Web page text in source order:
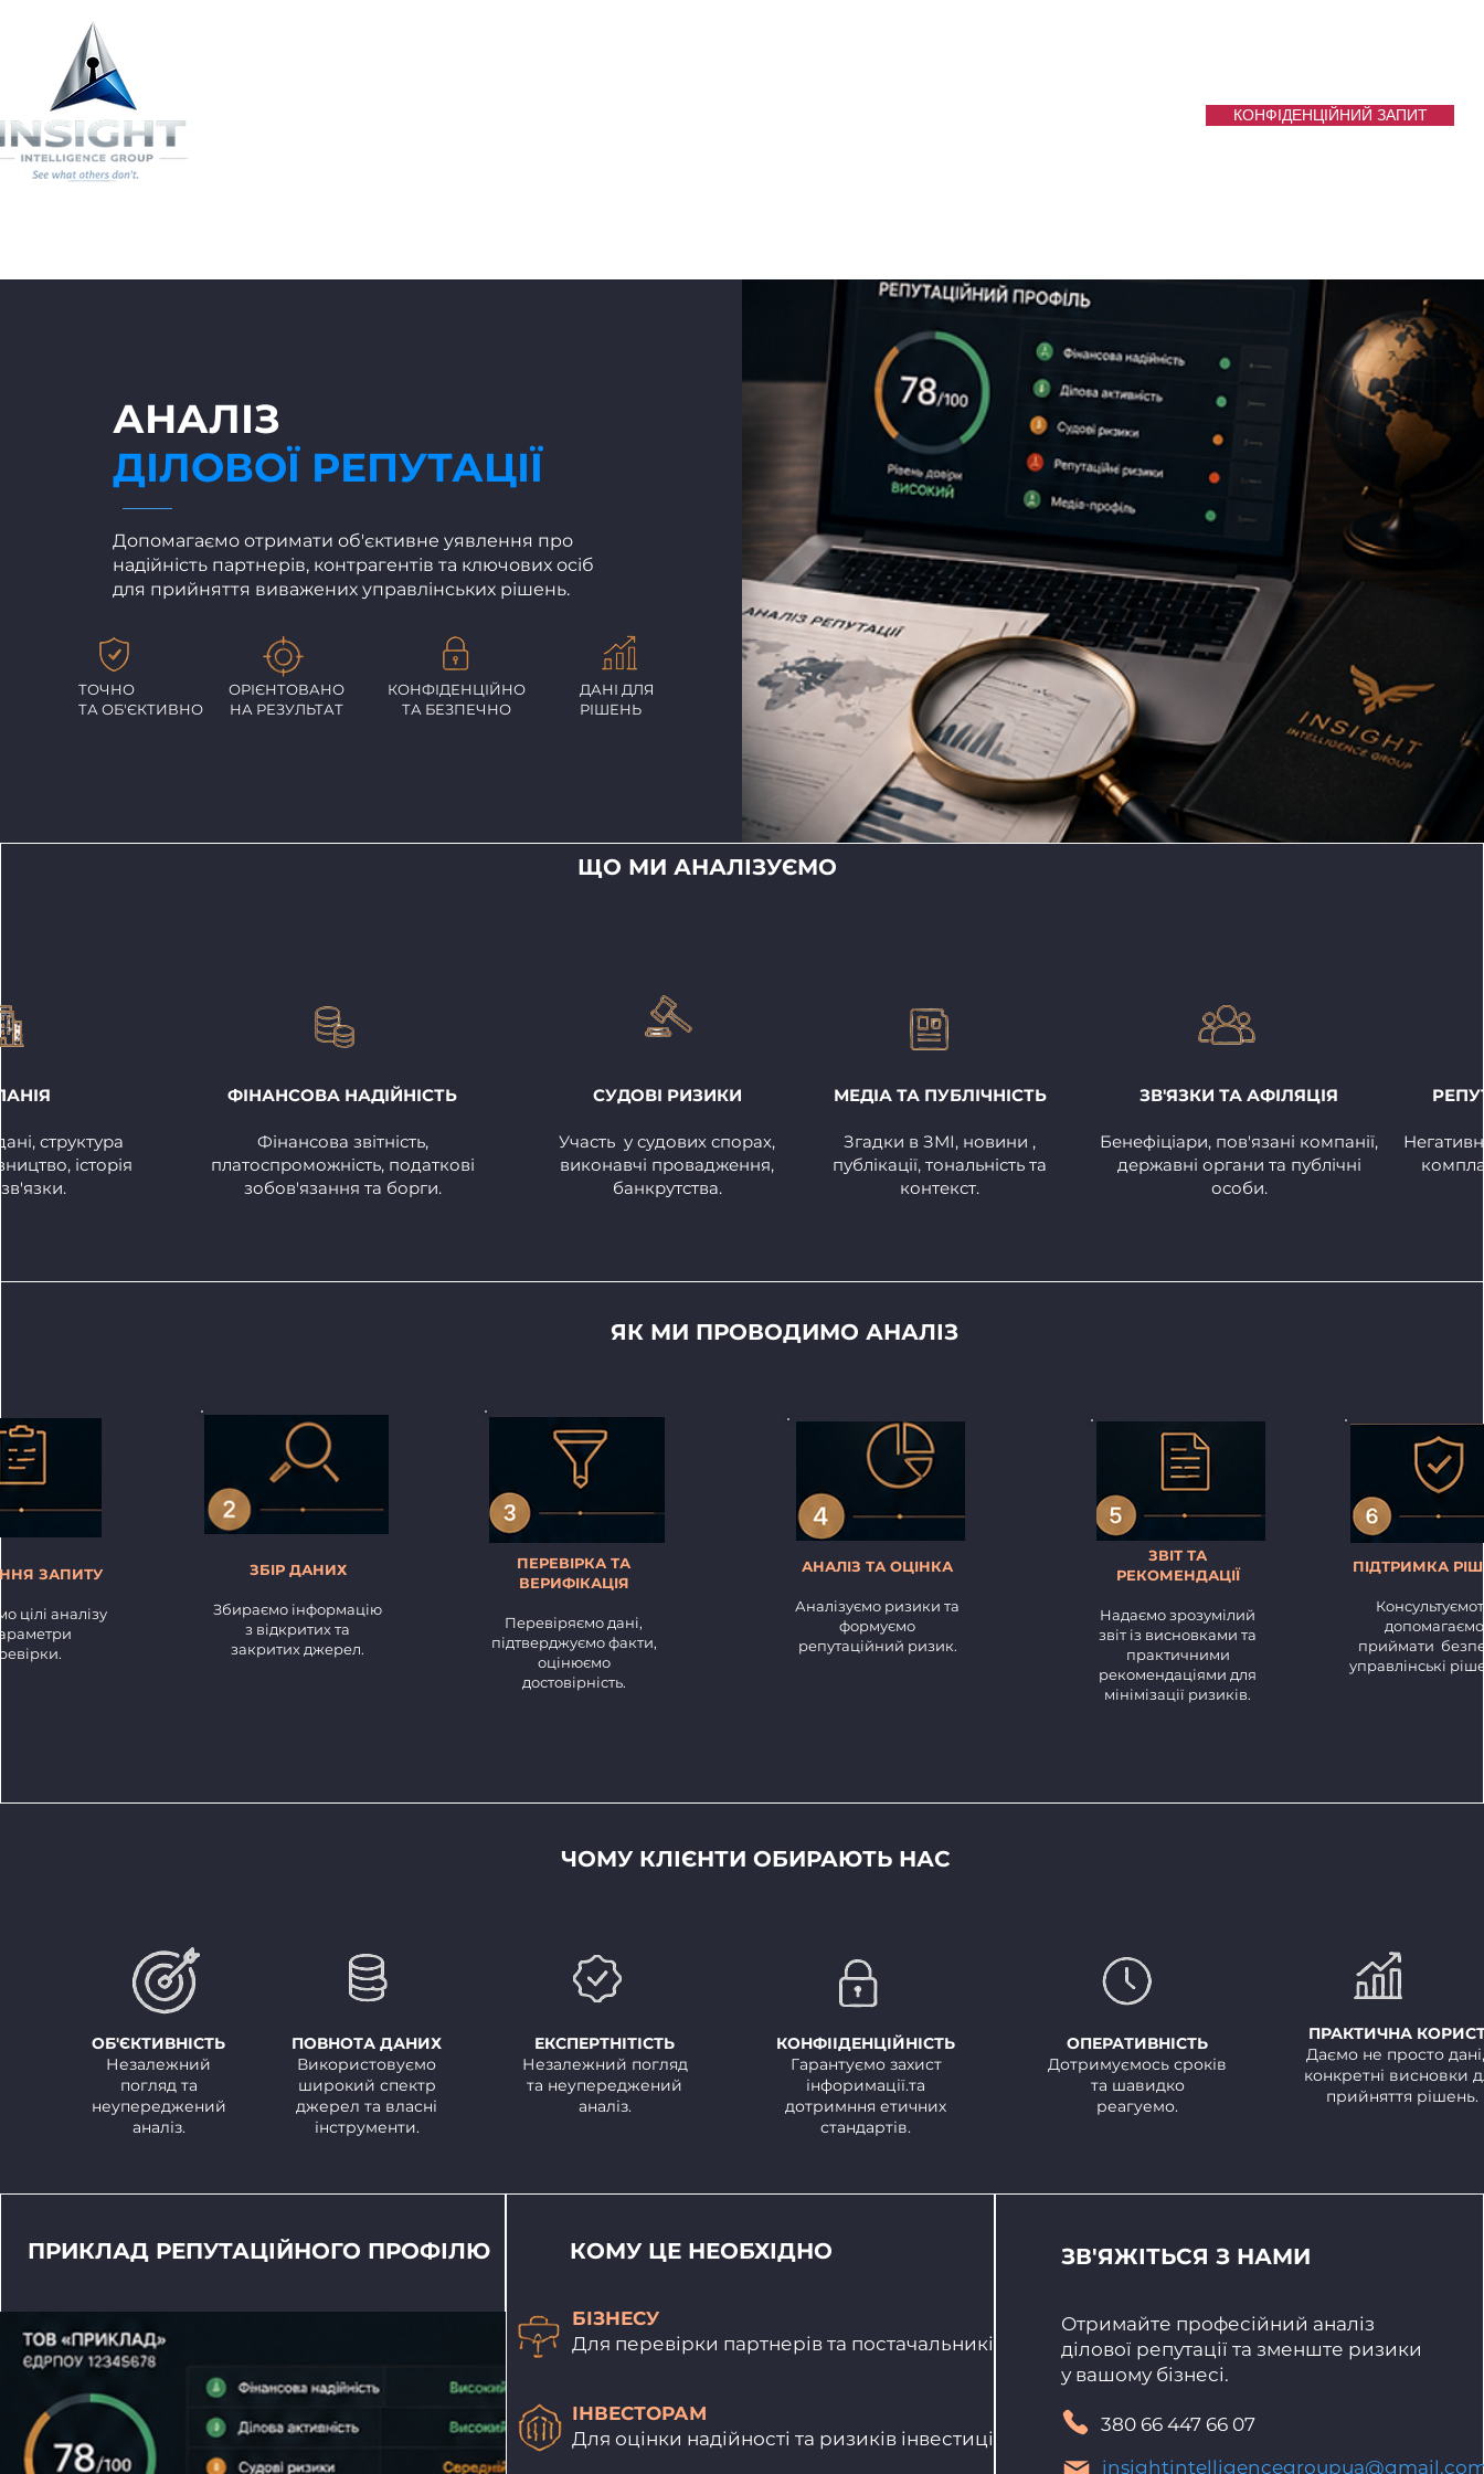
КОНФІДЕНЦІЙНИЙ ЗАПИТ
АНАЛІЗ
ДІЛОВОЇ РЕПУТАЦІЇ
Допомагаємо отримати об'єктивне уявлення про
надійність партнерів, контрагентів та ключових осіб
для прийняття виважених управлінських рішень.
ТОЧНО
ТА ОБ'ЄКТИВНО
ОРІЄНТОВАНО
НА РЕЗУЛЬТАТ
КОНФІДЕНЦІЙНО
ТА БЕЗПЕЧНО
ДАНІ ДЛЯ
РІШЕНЬ
ЩО МИ АНАЛІЗУЄМО
структура
історія
ФІНАНСОВА НАДІЙНІСТЬ
Фінансова звітність,
платоспроможність, податкові
зобов'язання та борги.
СУДОВІ РИЗИКИ
Участь у судових спорах,
виконавчі провадження,
банкрутства.
МЕДІА ТА ПУБЛІЧНІСТЬ
Згадки в ЗМІ, новини ,
публікації, тональність та
контекст.
ЗВ'ЯЗКИ ТА АФІЛЯЦІЯ
Бенефіціари, пов'язані компанії,
державні органи та публічні
особи.
ЯК МИ ПРОВОДИМО АНАЛІЗ
ЗАПИТУ
цілі аналізу
ЗБІР ДАНИХ
Збираємо інформацію
з відкритих та
закритих джерел.
ПЕРЕВІРКА ТА
ВЕРИФІКАЦІЯ
Перевіряємо дані,
підтверджуємо факти,
оцінюємо
достовірність.
АНАЛІЗ ТА ОЦІНКА
Аналізуємо ризики та
формуємо
репутаційний ризик.
ЗВІТ ТА
РЕКОМЕНДАЦІЇ
Надаємо зрозумілий
звіт із висновками та
практичними
рекомендаціями для
мінімізації ризиків.
ПІДТРИМКА
допомагаємо
приймати
управлінські
ЧОМУ КЛІЄНТИ ОБИРАЮТЬ НАС
ОБ'ЄКТИВНІСТЬ
Незалежний
погляд та
неупереджений
аналіз.
ПОВНОТА ДАНИХ
Використовуємо
широкий спектр
джерел та власні
інструменти.
ЕКСПЕРТНІТІСТЬ
Незалежний погляд
та неупереджений
аналіз.
КОНФІІДЕНЦІЙНІСТЬ
Гарантуємо захист
інфоримації.та
дотримння етичних
стандартів.
ОПЕРАТИВНІСТЬ
Дотримуємось сроків
та шавидко
реагуемо.
ПРАКТИЧНА
Даємо не просто
конкретні висновки
прийняття рішень.
ПРИКЛАД РЕПУТАЦІЙНОГО ПРОФІЛЮ КОМУ ЦЕ НЕОБХІДНО
БІЗНЕСУ
Для перевірки партнерів та постачальників
ІНВЕСТОРАМ
Для оцінки надійності та ризиків інвестицій
ЗВ'ЯЖІТЬСЯ З НАМИ
Отримайте професійний аналіз
ділової репутації та зменште ризики
у вашому бізнесі.
380 66 447 66 07